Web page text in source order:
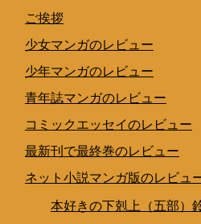
ご挨拶
少女マンガのレビュー
少年マンガのレビュー
青年誌マンガのレビュー
コミックエッセイのレビュー
最新刊で最終巻のレビュー
ネット小説マンガ版のレビュ
本好きの下剋上（五部）